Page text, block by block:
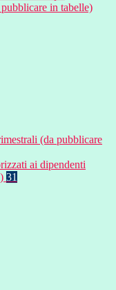
in tabelle)
(da pubblicare
ai dipendenti
31